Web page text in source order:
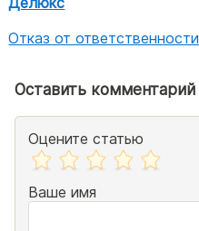
Отказ от ответственности
Оставить комментарий
Оцените статью
Ваше имя